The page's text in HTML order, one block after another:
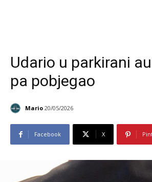
Udario u parkirani
pa pobjegao
Mario 20/05/2026
Facebook X